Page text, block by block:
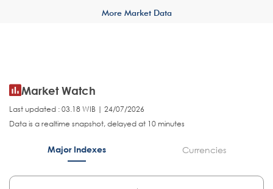
More Market Data
Market Watch
Last updated : 03.18 WIB | 24/07/2026
Data is a realtime snapshot, delayed at 10 minutes
Major Indexes Currencies